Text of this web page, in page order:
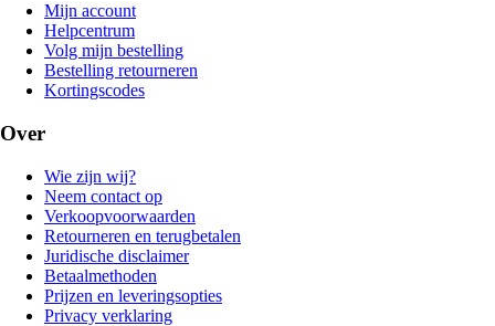
Mijn account
Helpcentrum
Volg mijn bestelling
Bestelling retourneren
Kortingscodes
Over
Wie zijn wij?
Neem contact op
Verkoopvoorwaarden
Retourneren en terugbetalen
Juridische disclaimer
Betaalmethoden
Prijzen en leveringsopties
Privacy verklaring